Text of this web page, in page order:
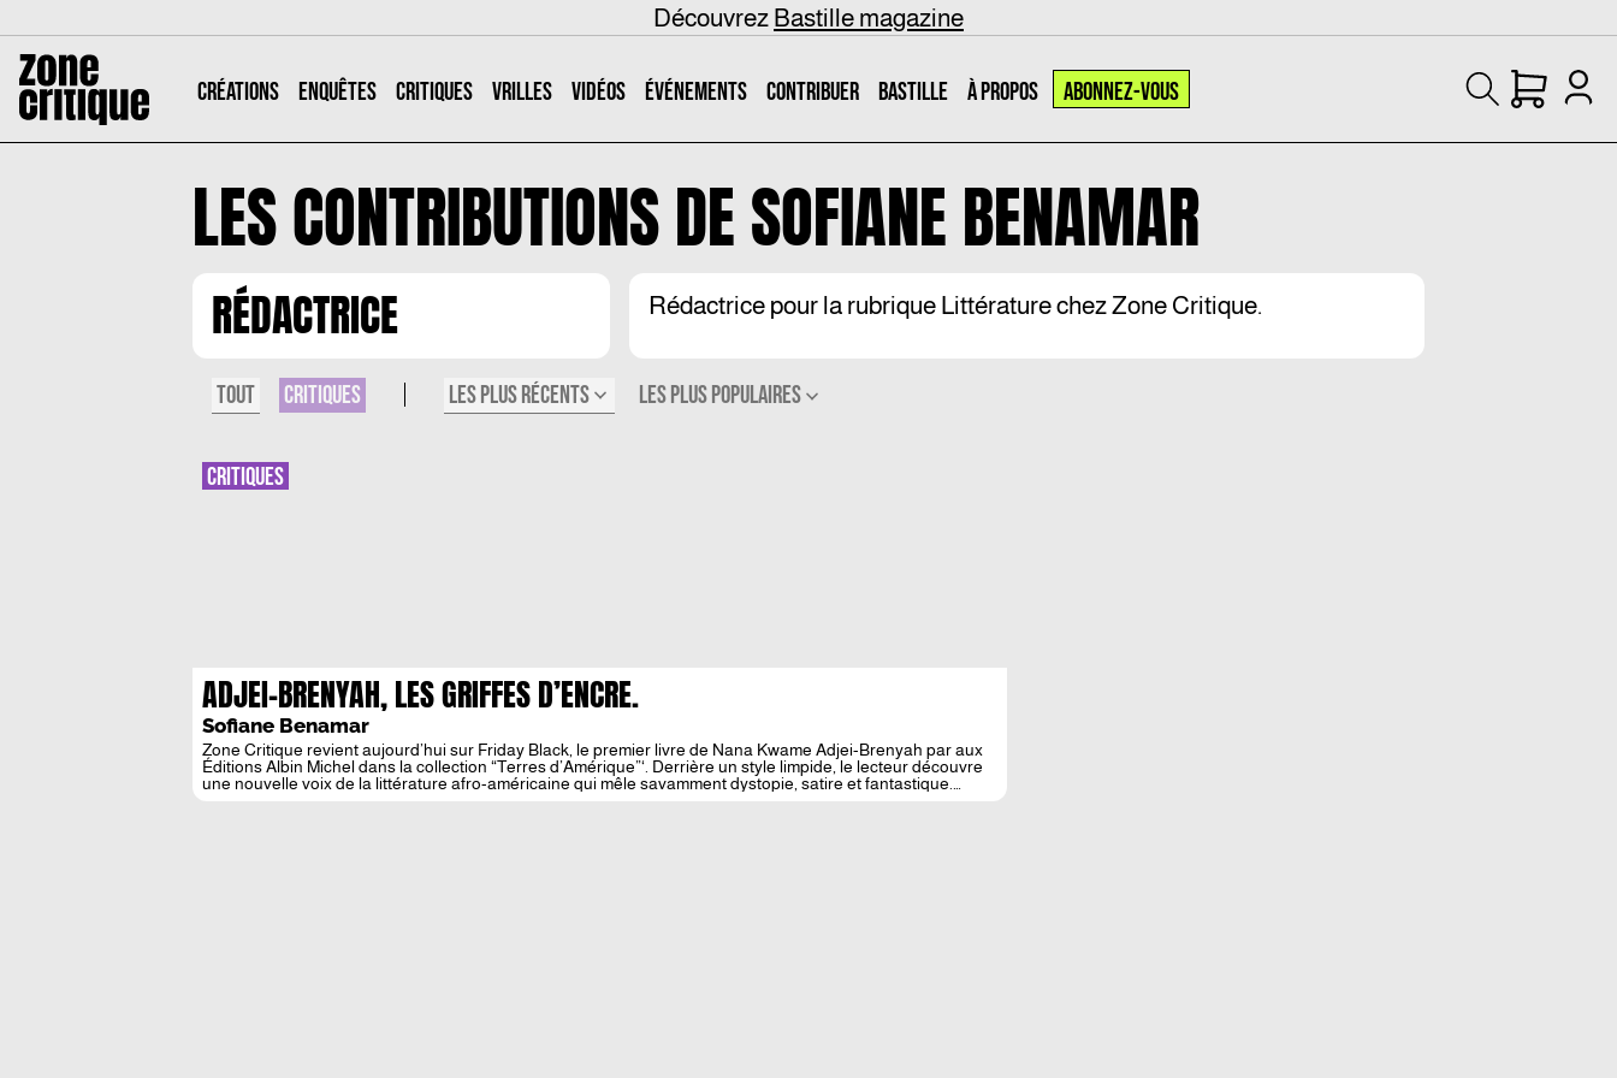
Découvrez Bastille magazine
CRÉATIONS ENQUÊTES CRITIQUES VRILLES VIDÉOS ÉVÉNEMENTS CONTRIBUER BASTILLE À PROPOS ABONNEZ-VOUS
LES CONTRIBUTIONS DESOFIANE BENAMAR
RÉDACTRICE Rédactrice pour la rubrique Littérature chez Zone Critique.
TOUT CRITIQUES LES PLUS RÉCENTS LES PLUS POPULAIRES
ADJEI-BRENYAH, LES GRIFFES D’ENCRE.
Sofiane Benamar
Zone Critique revient aujourd’hui sur Friday Black, le premier livre de Nana Kwame Adjei-Brenyah par aux
Éditions Albin Michel dans la collection “Terres d’Amérique”‘. Derrière un style limpide, le lecteur découvre
une nouvelle voix de la littérature afro-américaine qui mêle savamment dystopie, satire et fantastique.
CRITIQUES